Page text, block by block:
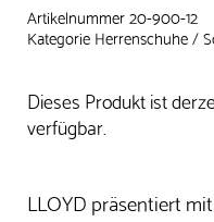
Artikelnummer 20-900-12
KategorieHerrenschuhe/
Dieses Produkt ist
verfügbar.
LLOYD präsentiert